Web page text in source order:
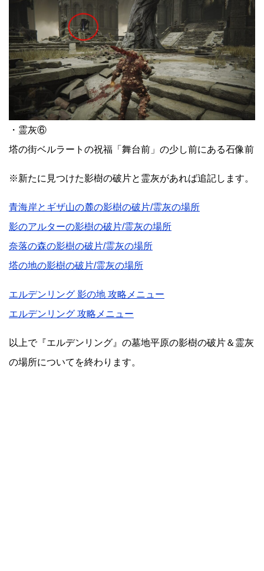
・霊灰⑥
塔の街ベルラートの祝福「舞台前」の少し前にある石像前
※新たに見つけた影樹の破片と霊灰があれば追記します。
青海岸とギザ山の麓の影樹の破片/霊灰の場所
影のアルターの影樹の破片/霊灰の場所
奈落の森の影樹の破片/霊灰の場所
塔の地の影樹の破片/霊灰の場所
エルデンリング 影の地 攻略メニュー
エルデンリング 攻略メニュー
以上で『エルデンリング』の墓地平原の影樹の破片＆霊灰
の場所についてを終わります。